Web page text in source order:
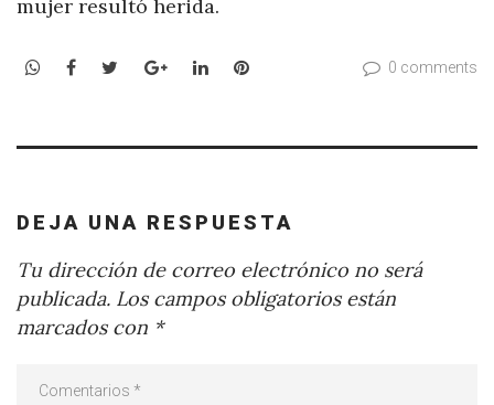
mujer resultó herida.
WhatsApp
Facebook
TwitterGoogle+LinkedInPinterest 0 comments
DEJA UNA RESPUESTA
Tu dirección de correo electrónico no será
publicada. Los campos obligatorios están
marcados con *